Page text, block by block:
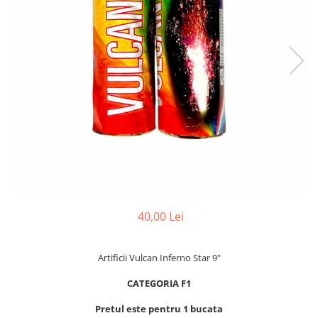
40,00 Lei
Artificii Vulcan Inferno Star 9"
CATEGORIA F1
Pretul este pentru 1 bucata